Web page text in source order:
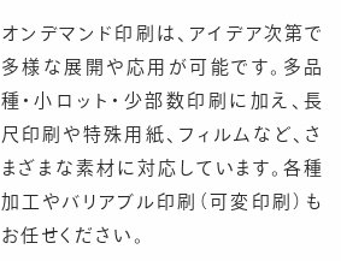
オンデマンド印刷は、アイデア次第で
多様な展開や応用が可能です。多品
種・小ロット・少部数印刷に加え、長
尺印刷や特殊用紙、フィルムなど、さ
まざまな素材に対応しています。各種
加工やバリアブル印刷（可変印刷）も
お任せください。